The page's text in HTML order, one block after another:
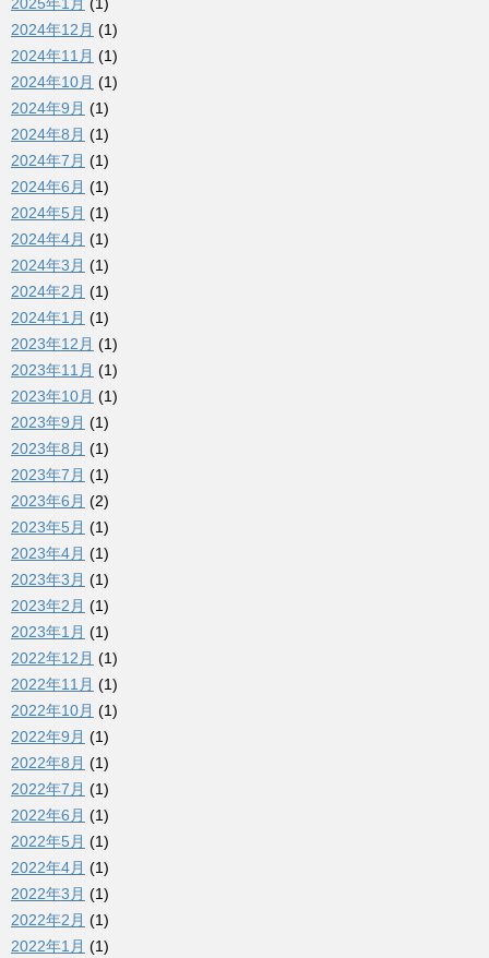
2024年12月 (1)
2024年11月 (1)
2024年10月 (1)
2024年9月 (1)
2024年8月 (1)
2024年7月 (1)
2024年6月 (1)
2024年5月 (1)
2024年4月 (1)
2024年3月 (1)
2024年2月 (1)
2024年1月 (1)
2023年12月 (1)
2023年11月 (1)
2023年10月 (1)
2023年9月 (1)
2023年8月 (1)
2023年7月 (1)
2023年6月 (2)
2023年5月 (1)
2023年4月 (1)
2023年3月 (1)
2023年2月 (1)
2023年1月 (1)
2022年12月 (1)
2022年11月 (1)
2022年10月 (1)
2022年9月 (1)
2022年8月 (1)
2022年7月 (1)
2022年6月 (1)
2022年5月 (1)
2022年4月 (1)
2022年3月 (1)
2022年2月 (1)
2022年1月 (1)